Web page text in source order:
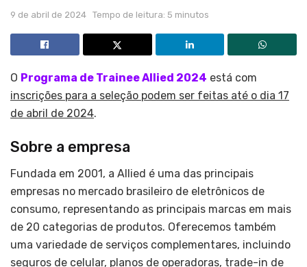
9 de abril de 2024 Tempo de leitura: 5 minutos
O Programa de Trainee Allied 2024 está com
inscrições para a seleção podem ser feitas até o dia 17
de abril de 2024.
Sobre a empresa
Fundada em 2001, a Allied é uma das principais
empresas no mercado brasileiro de eletrônicos de
consumo, representando as principais marcas em mais
de 20 categorias de produtos. Oferecemos também
uma variedade de serviços complementares, incluindo
seguros de celular, planos de operadoras, trade-in de